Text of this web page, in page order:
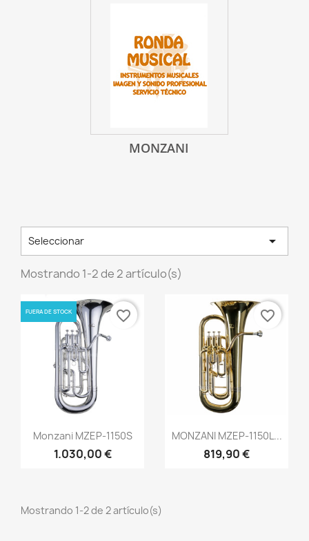
MONZANI
Seleccionar 
Mostrando 1-2 de 2 artículo(s)
Vista rápida
Monzani MZEP-1150S
1.030,00 €
FUERA DE STOCK favorite_border
Vista rápida
MONZANI MZEP-1150L...
819,90 €
favorite_border
Mostrando 1-2 de 2 artículo(s)